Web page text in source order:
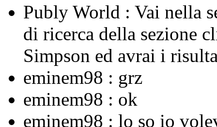
Publy World : Vai nella
di ricerca della sezione
Simpson ed avrai i
eminem98 : grz
eminem98 : ok
eminem98 : lo so io